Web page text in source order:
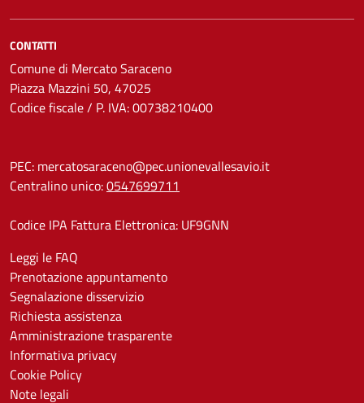
CONTATTI
Comune di Mercato Saraceno
Piazza Mazzini 50, 47025
Codice fiscale / P. IVA: 00738210400
PEC: mercatosaraceno@pec.unionevallesavio.it
Centralino unico:0547699711
Codice IPA Fattura Elettronica: UF9GNN
Leggi le FAQ
Prenotazione appuntamento
Segnalazione disservizio
Richiesta assistenza
Amministrazione trasparente
Informativa privacy
Cookie Policy
Note legali